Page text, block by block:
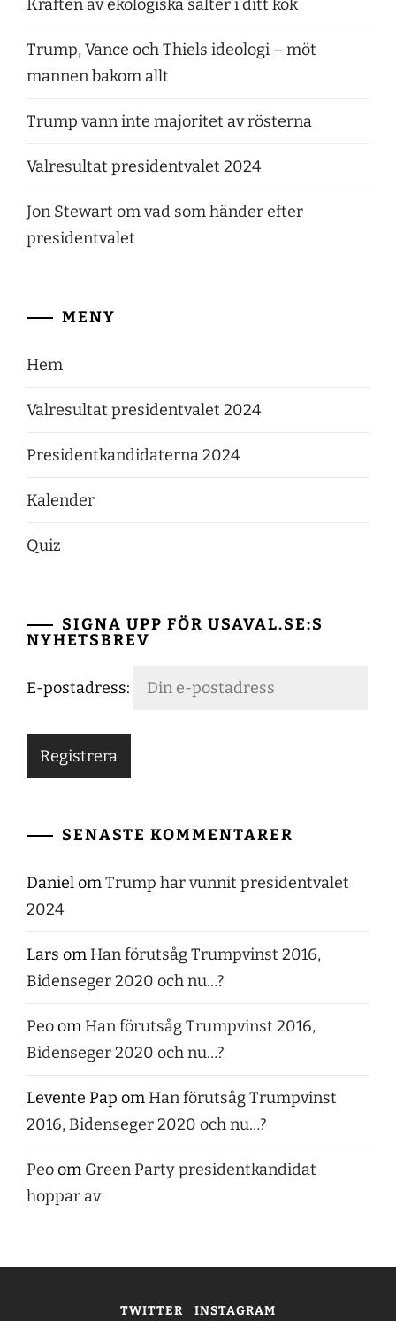
Kraften av ekologiska salter i ditt kök
Trump, Vance och Thiels ideologi – möt
mannen bakom allt
Trump vann inte majoritet av rösterna
Valresultat presidentvalet 2024
Jon Stewart om vad som händer efter
presidentvalet
MENY
Hem
Valresultat presidentvalet 2024
Presidentkandidaterna 2024
Kalender
Quiz
SIGNA UPP FÖR USAVAL.SE:S
NYHETSBREV
E-postadress:
SENASTE KOMMENTARER
DanielomTrump har vunnit presidentvalet
2024
Lars om Han förutsåg Trumpvinst 2016,
Bidenseger 2020 och nu…?
Peoom Han förutsåg Trumpvinst 2016,
Bidenseger 2020 och nu…?
Levente Pap om Han förutsåg Trumpvinst
2016, Bidenseger 2020 och nu…?
Peoom Green Party presidentkandidat
hoppar av
TWITTER INSTAGRAM